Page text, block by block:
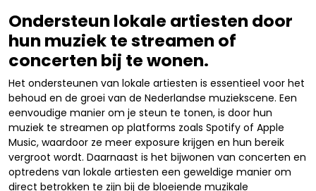
Ondersteun lokale artiesten door
hun muziek te streamen of
concerten bij te wonen.
Het ondersteunen van lokale artiesten is essentieel voor het
behoud en de groei van de Nederlandse muziekscene. Een
eenvoudige manier om je steun te tonen, is door hun
muziek te streamen op platforms zoals Spotify of Apple
Music, waardoor ze meer exposure krijgen en hun bereik
vergroot wordt. Daarnaast is het bijwonen van concerten en
optredens van lokale artiesten een geweldige manier om
direct betrokken te zijn bij de bloeiende muzikale